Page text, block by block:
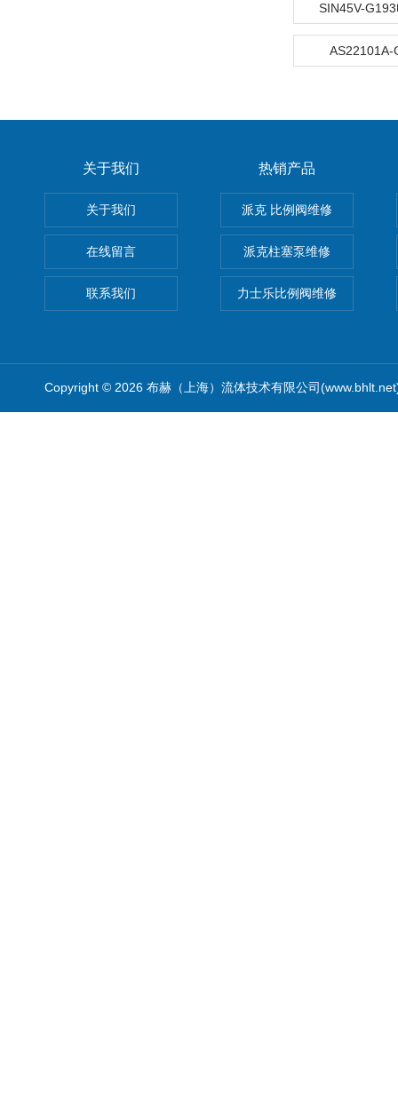
SIN45V-
AS22101A-
关于我们
关于我们
在线留言
联系我们
热销产品
派克 比例阀维修
派克柱塞泵维修
力士乐比例阀维修
Copyright © 2026 布赫（上海）流体技术有限公司